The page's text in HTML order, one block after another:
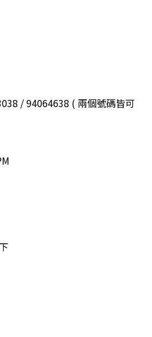
/ 94064638 ( 兩個號碼皆可